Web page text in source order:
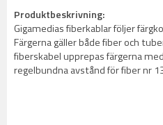
Produktbeskrivning:
Gigamedias fiberkablar följer
Färgerna gäller både fiber och
fiberskabel upprepas färgerna
regelbundna avstånd för fiber nr